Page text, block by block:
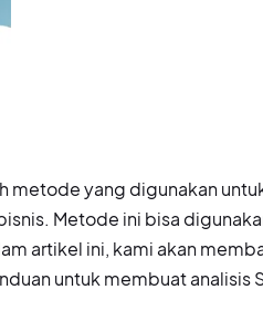
metode yang digunakan
Metode ini bisa
artikel ini, kami akan
untuk membuat analisis